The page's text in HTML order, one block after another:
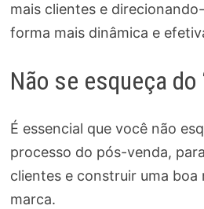
mais clientes e
forma mais dinâmica e
Não se esqueça do
É essencial que você não
processo do pós-venda,
clientes e construir uma boa
marca.